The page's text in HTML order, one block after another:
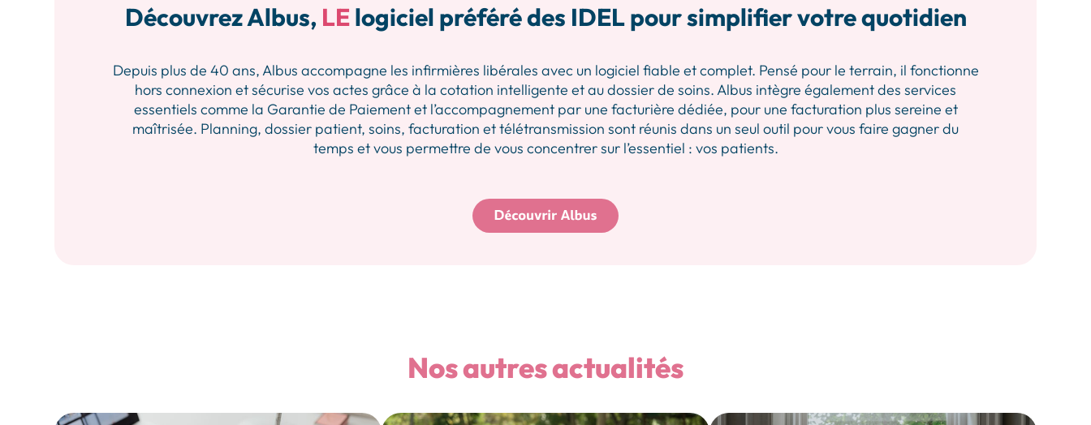
Découvrez Albus, LElogiciel préféré des IDEL pour simplifier votre quotidien
Depuis plus de 40 ans, Albus accompagne les infirmières libérales avec un logiciel fiable et complet. Pensé pour le terrain, il fonctionne
hors connexion et sécurise vos actes grâce à la cotation intelligente et au dossier de soins. Albus intègre également des services
essentiels comme la Garantie de Paiement et l’accompagnement par une facturière dédiée, pour une facturation plus sereine et
maîtrisée. Planning, dossier patient, soins, facturation et télétransmission sont réunis dans un seul outil pour vous faire gagner du
temps et vous permettre de vous concentrer sur l’essentiel : vos patients.
Nos autres actualités